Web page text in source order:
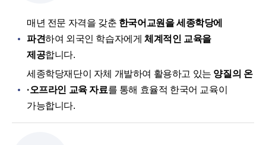
매년 전문 자격을 갖춘 한국어교원을 세종학당에
파견하여 외국인 학습자에게체계적인 교육을
제공합니다.
세종학당재단이 자체 개발하여 활용하고 있는 양질의 온
·오프라인 교육 자료를 통해 효율적 한국어 교육이
가능합니다.